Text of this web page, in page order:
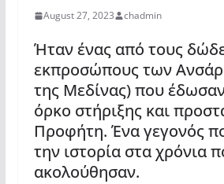
August 27, 2023 chadmin
Ήταν ένας από τους
εκπροσώπους των Ανσάρ
της Μεδίνας) που
όρκο στήριξης και
Προφήτη. Ένα γεγονός
την ιστορία στα χρόνια
ακολούθησαν.